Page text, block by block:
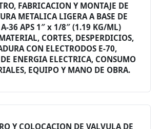
FABRICACION Y MONTAJE DE
METALICA LIGERA A BASE DE
A-36 APS 1″ x 1/8″ (1.19 KG/ML)
CORTES, DESPERDICIOS,
CON ELECTRODOS E-70,
ENERGIA ELECTRICA, CONSUMO
EQUIPO Y MANO DE OBRA.
Y COLOCACION DE VALVULA DE